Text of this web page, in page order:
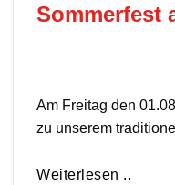
Sommerfest
Am Freitag den
zu unserem
Weiterlesen ..